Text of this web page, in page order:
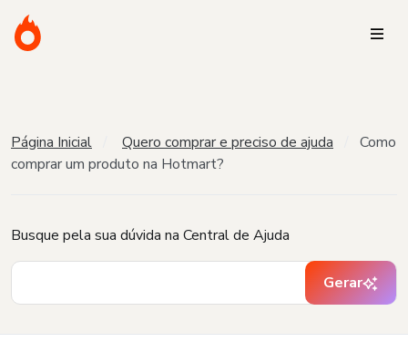
Página Inicial Quero comprar e preciso de ajuda
Como
comprar um produto na Hotmart?
Busque pela sua dúvida na Central de Ajuda
Gerar